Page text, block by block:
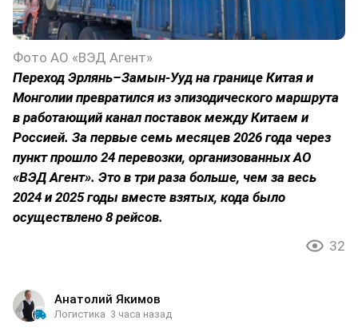
Фото АО «ВЭД Агент»
Переход Эрлянь–Замын-Ууд на границе Китая и
Монголии превратился из эпизодического маршрута
в работающий канал поставок между Китаем и
Россией. За первые семь месяцев 2026 года через
пункт прошло 24 перевозки, организованных АО
«ВЭД Агент». Это в три раза больше, чем за весь
2024 и 2025 годы вместе взятых, кода было
осуществлено 8 рейсов.
32
Анатолий Якимов
Логистика 3 часа назад